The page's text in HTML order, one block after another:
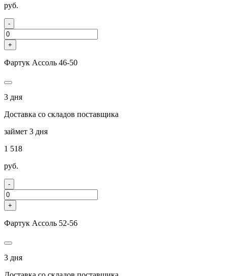
руб.
-
+
Фартук Ассоль 46-50
3 дня
Доставка со складов поставщика
займет 3 дня
1 518
руб.
-
+
Фартук Ассоль 52-56
3 дня